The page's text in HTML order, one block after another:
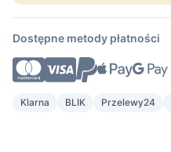
Dostępne metody płatności
Klarna BLIK Przelewy24